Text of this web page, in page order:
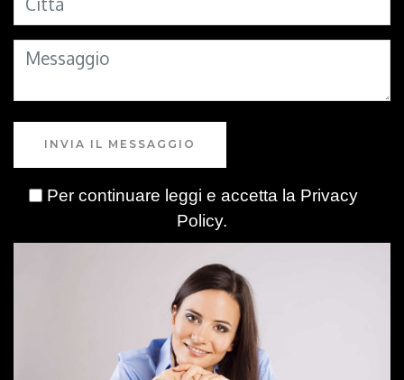
INVIA IL MESSAGGIO
Per continuare leggi e accetta la Privacy
Policy.